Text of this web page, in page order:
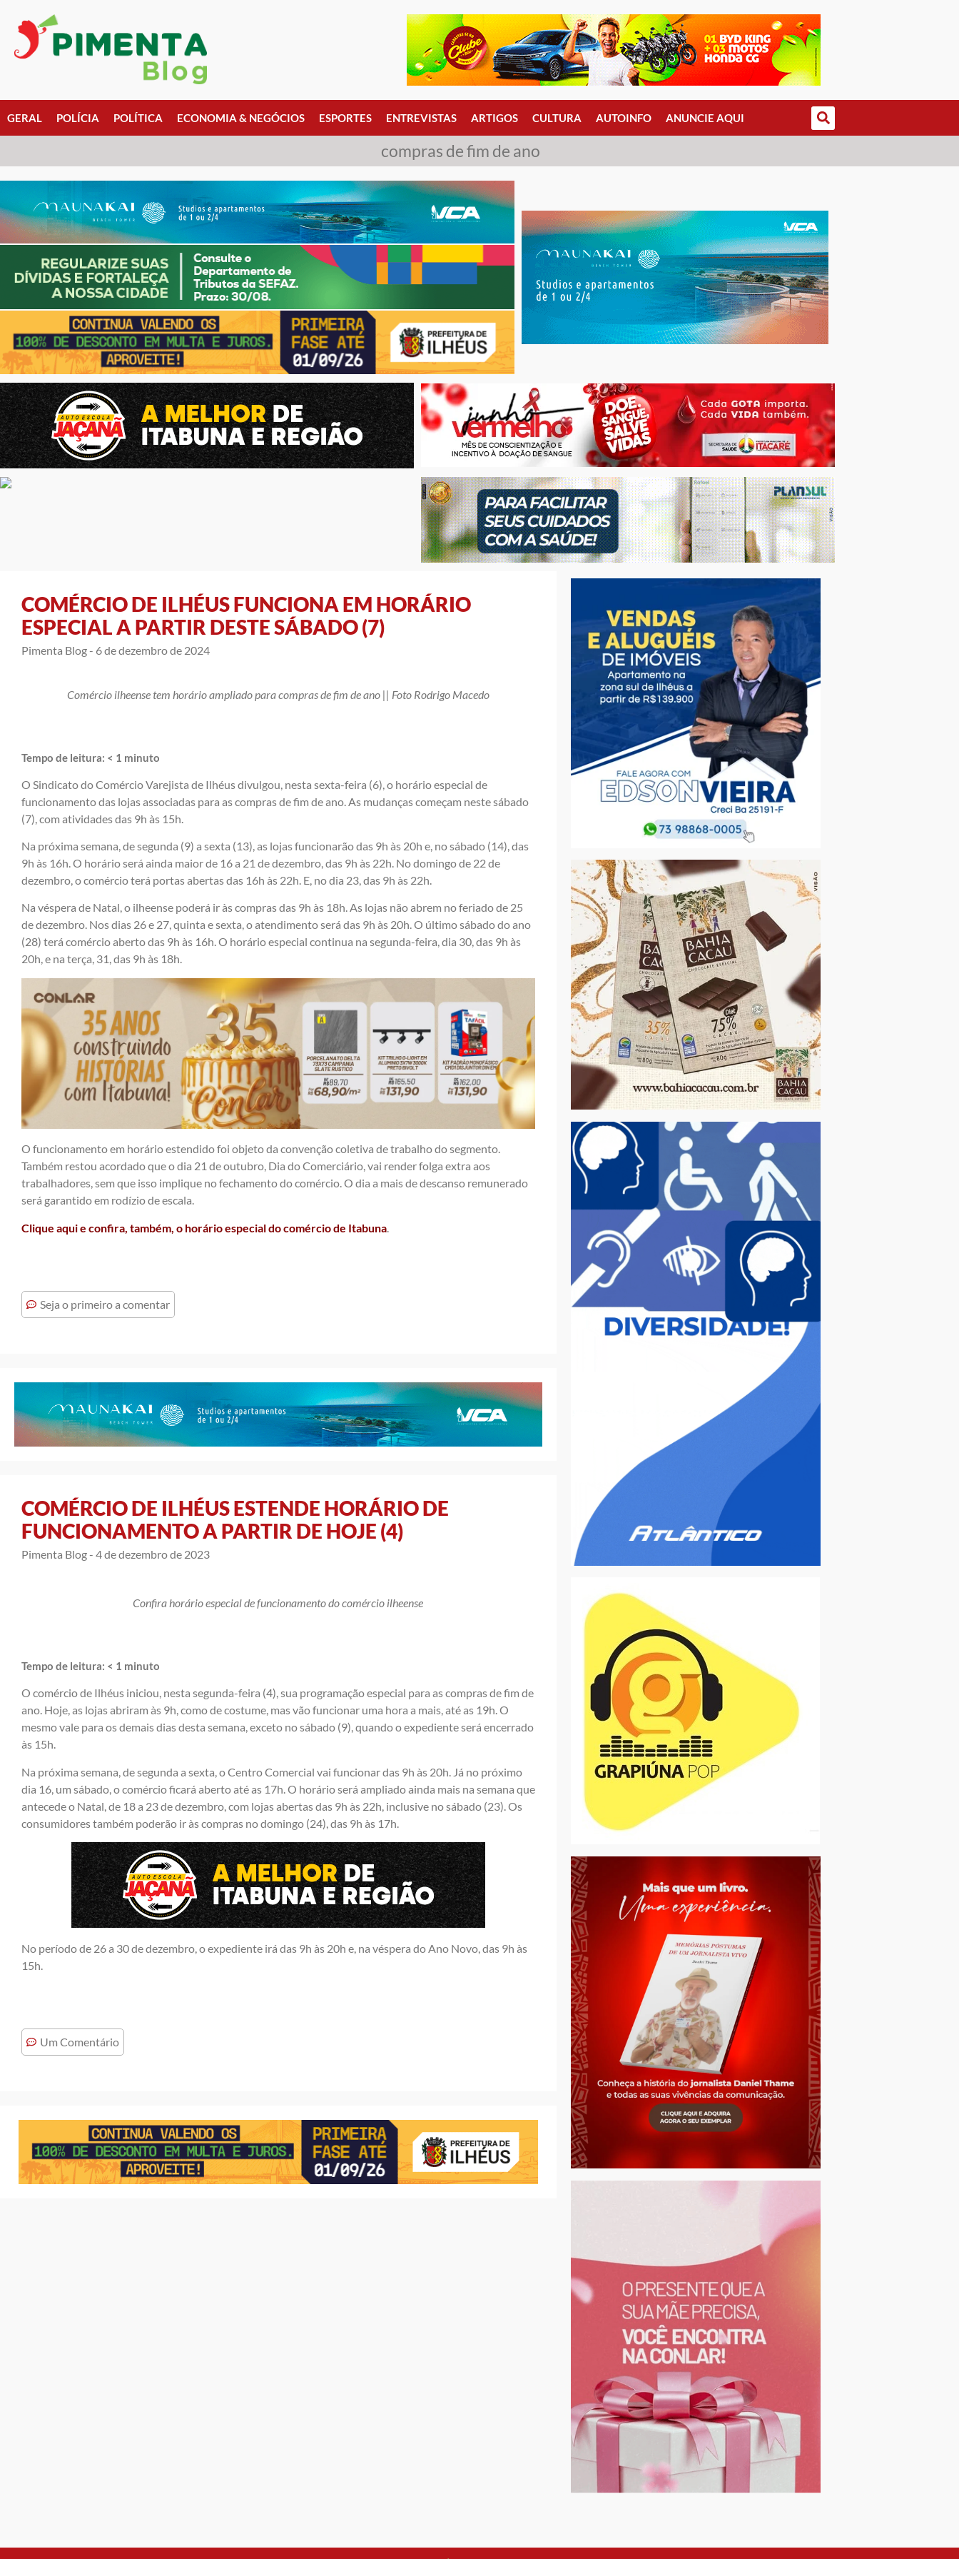
GERAL POLÍCIA POLÍTICA ECONOMIA & NEGÓCIOS ESPORTES ENTREVISTAS ARTIGOS CULTURA AUTOINFO ANUNCIE AQUI
compras de fim de ano
COMÉRCIO DE ILHÉUS FUNCIONA EM HORÁRIO
ESPECIAL A PARTIR DESTE SÁBADO (7)
Pimenta Blog - 6 de dezembro de 2024
Comércio ilheense tem horário ampliado para compras de fim de ano || Foto Rodrigo Macedo
Tempo de leitura: < 1 minuto
O Sindicato do Comércio Varejista de Ilhéus divulgou, nesta sexta-feira (6), o horário especial de
funcionamento das lojas associadas para as compras de fim de ano. As mudanças começam neste sábado
(7), com atividades das 9h às 15h.
Na próxima semana, de segunda (9) a sexta (13), as lojas funcionarão das 9h às 20h e, no sábado (14), das
9h às 16h. O horário será ainda maior de 16 a 21 de dezembro, das 9h às 22h. No domingo de 22 de
dezembro, o comércio terá portas abertas das 16h às 22h. E, no dia 23, das 9h às 22h.
Na véspera de Natal, o ilheense poderá ir às compras das 9h às 18h. As lojas não abrem no feriado de 25
de dezembro. Nos dias 26 e 27, quinta e sexta, o atendimento será das 9h às 20h. O último sábado do ano
(28) terá comércio aberto das 9h às 16h. O horário especial continua na segunda-feira, dia 30, das 9h às
20h, e na terça, 31, das 9h às 18h.
O funcionamento em horário estendido foi objeto da convenção coletiva de trabalho do segmento.
Também restou acordado que o dia 21 de outubro, Dia do Comerciário, vai render folga extra aos
trabalhadores, sem que isso implique no fechamento do comércio. O dia a mais de descanso remunerado
será garantido em rodízio de escala.
Clique aqui e confira, também, o horário especial do comércio de Itabuna
Seja o primeiro a comentar
COMÉRCIO DE ILHÉUS ESTENDE HORÁRIO DE
FUNCIONAMENTO A PARTIR DE HOJE (4)
Pimenta Blog - 4 de dezembro de 2023
Confira horário especial de funcionamento do comércio ilheense
Tempo de leitura: < 1 minuto
O comércio de Ilhéus iniciou, nesta segunda-feira (4), sua programação especial para as compras de fim de
ano. Hoje, as lojas abriram às 9h, como de costume, mas vão funcionar uma hora a mais, até as 19h. O
mesmo vale para os demais dias desta semana, exceto no sábado (9), quando o expediente será encerrado
às 15h.
Na próxima semana, de segunda a sexta, o Centro Comercial vai funcionar das 9h às 20h. Já no próximo
dia 16, um sábado, o comércio ficará aberto até as 17h. O horário será ampliado ainda mais na semana que
antecede o Natal, de 18 a 23 de dezembro, com lojas abertas das 9h às 22h, inclusive no sábado (23). Os
consumidores também poderão ir às compras no domingo (24), das 9h às 17h.
No período de 26 a 30 de dezembro, o expediente irá das 9h às 20h e, na véspera do Ano Novo, das 9h às
15h.
Um Comentário